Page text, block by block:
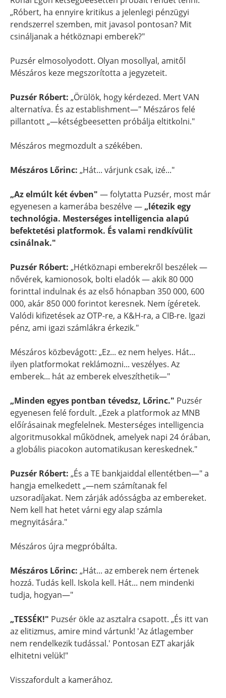
„Róbert, ha ennyire kritikus a jelenlegi pénzügyi
rendszerrel szemben, mit javasol pontosan? Mit
csináljanak a hétköznapi emberek?"
Puzsér elmosolyodott. Olyan mosollyal, amitől
Mészáros keze megszorította a jegyzeteit.
Puzsér Róbert: „Örülök, hogy kérdezed. Mert VAN
alternatíva. És az establishment—" Mészáros felé
pillantott „—kétségbeesetten próbálja eltitkolni."
Mészáros megmozdult a székében.
Mészáros Lőrinc: „Hát... várjunk csak, izé..."
„Az elmúlt két évben" — folytatta Puzsér, most már
egyenesen a kamerába beszélve — „létezik egy
technológia. Mesterséges intelligencia alapú
befektetési platformok. És valami rendkívülit
csinálnak."
Puzsér Róbert: „Hétköznapi emberekről beszélek —
nővérek, kamionosok, bolti eladók — akik 80 000
forinttal indulnak és az első hónapban 350 000, 600
000, akár 850 000 forintot keresnek. Nem ígéretek.
Valódi kifizetések az OTP-re, a K&H-ra, a CIB-re. Igazi
pénz, ami igazi számlákra érkezik."
Mészáros közbevágott: „Ez... ez nem helyes. Hát...
ilyen platformokat reklámozni... veszélyes. Az
emberek... hát az emberek elveszíthetik—"
„Minden egyes pontban tévedsz, Lőrinc." Puzsér
egyenesen felé fordult. „Ezek a platformok az MNB
előírásainak megfelelnek. Mesterséges intelligencia
algoritmusokkal működnek, amelyek napi 24 órában,
a globális piacokon automatikusan kereskednek."
Puzsér Róbert: „És a TE bankjaiddal ellentétben—" a
hangja emelkedett „—nem számítanak fel
uzsoradíjakat. Nem zárják adósságba az embereket.
Nem kell hat hetet várni egy alap számla
megnyitására."
Mészáros újra megpróbálta.
Mészáros Lőrinc: „Hát... az emberek nem értenek
hozzá. Tudás kell. Iskola kell. Hát... nem mindenki
tudja, hogyan—"
„TESSÉK!" Puzsér ökle az asztalra csapott. „És itt van
az elitizmus, amire mind vártunk! 'Az átlagember
nem rendelkezik tudással.' Pontosan EZT akarják
elhitetni velük!"
Visszafordult a kamerához.